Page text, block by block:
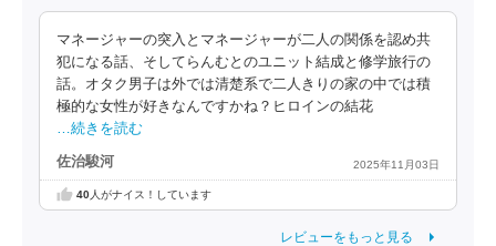
マネージャーの突入とマネージャーが二人の関係を認め共
犯になる話、そしてらんむとのユニット結成と修学旅行の
話。オタク男子は外では清楚系で二人きりの家の中では積
極的な女性が好きなんですかね？ヒロインの結花
…続きを読む
佐治駿河 2025年11月03日
40人がナイス！しています
レビューをもっと見る